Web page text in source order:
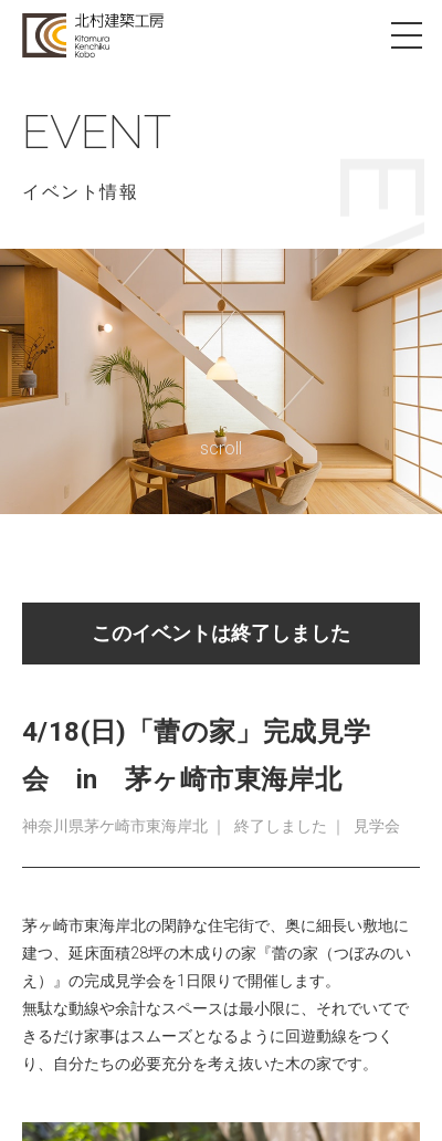
EVENT
イベント情報 EVENT
scroll
このイベントは終了しました
4/18(日)「蕾の家」完成見学
会 in 茅ヶ崎市東海岸北
神奈川県茅ケ崎市東海岸北 終了しました 見学会
茅ヶ崎市東海岸北の閑静な住宅街で、奥に細長い敷地に
建つ、延床面積28坪の木成りの家『蕾の家（つぼみのい
え）』の完成見学会を1日限りで開催します。
無駄な動線や余計なスペースは最小限に、それでいてで
きるだけ家事はスムーズとなるように回遊動線をつく
り、自分たちの必要充分を考え抜いた木の家です。